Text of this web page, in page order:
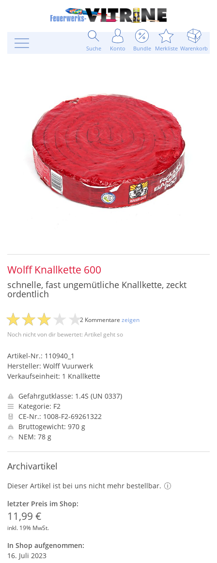
Suche Konto Bundle Merkliste Warenkorb
Wolff Knallkette 600
schnelle, fast ungemütliche Knallkette, zeckt
ordentlich
Noch nicht von dir bewertet: Artikel geht so
2 Kommentare zeigen
Artikel-Nr.: 110940_1
Hersteller: Wolff Vuurwerk
Verkaufseinheit: 1 Knallkette
Gefahrgutklasse: 1.4S (UN 0337)
Kategorie: F2
CE-Nr.: 1008-F2-69261322
Bruttogewicht: 970 g
NEM: 78 g
Archivartikel
Dieser Artikel ist bei uns nicht mehr bestellbar.
letzter Preis im Shop:
11,99 €
inkl. 19% MwSt.
In Shop aufgenommen:
16. Juli 2023